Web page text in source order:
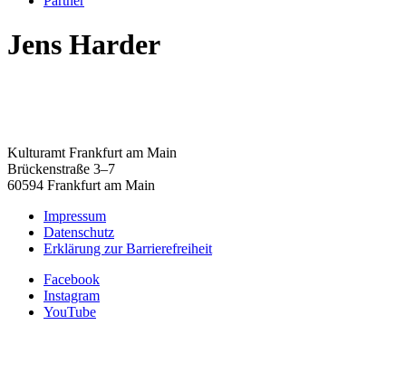
Jens Harder
Kulturamt Frankfurt am Main
Brückenstraße 3–7
60594 Frankfurt am Main
Impressum
Datenschutz
Erklärung zur Barrierefreiheit
Facebook
Instagram
YouTube